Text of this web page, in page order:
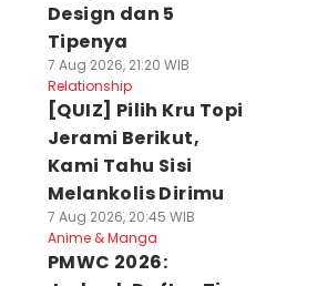
Design dan 5
Tipenya
7 Aug 2026, 21:20 WIB
Relationship
[QUIZ] Pilih Kru Topi
Jerami Berikut,
Kami Tahu Sisi
Melankolis Dirimu
7 Aug 2026, 20:45 WIB
Anime & Manga
PMWC 2026: